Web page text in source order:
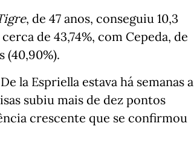
, de 47 anos, conseguiu 10,3
de 43,74%, com Cepeda, de
(40,90%).
la Espriella estava há semanas a
subiu mais de dez pontos
crescente que se confirmou